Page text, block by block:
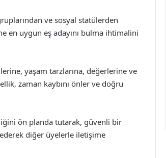
ve sosyal statülerden
en uygun eş adayını bulma ihtimalini
yaşam tarzlarına, değerlerine ve
zaman kaybını önler ve doğru
ön planda tutarak, güvenli bir
diğer üyelerle iletişime